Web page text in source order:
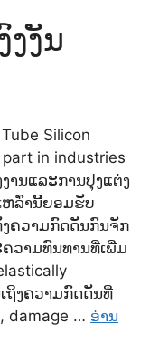
ງັນ
Silicon
in industries
ານແລະການປຸງແຕ່ງ
ຫລົ່ານີ້ຍອມຮັບ
ຄວາມກົດດັນກົນຈັກ
ວາມທົນທານທີ່ເພີ່ມ
ຖິງຄວາມກົດດັນທີ່
damage … ອ່ານ